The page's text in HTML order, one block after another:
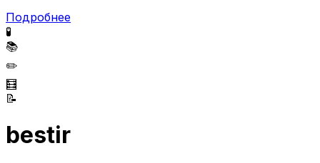
Подробнее
🧪
📚
✏️
🧮
📝
bestir